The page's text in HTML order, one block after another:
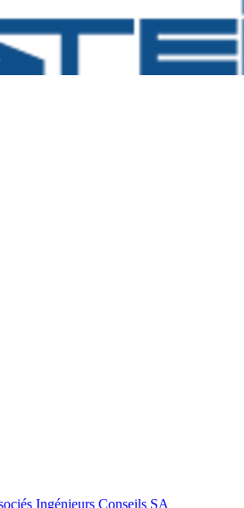
Ingénieurs Conseils SA